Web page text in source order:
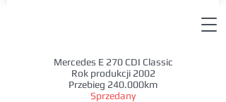
Mercedes E 270 CDI Classic
Rok produkcji 2002
Przebieg 240.000km
Sprzedany